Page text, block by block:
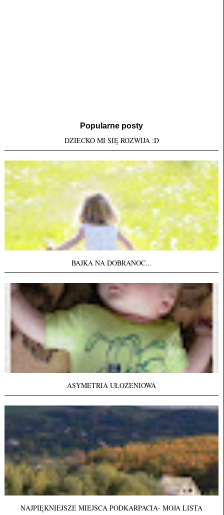
Popularne posty
DZIECKO MI SIĘ ROZWIJA :D
BAJKA NA DOBRANOC...
ASYMETRIA UŁOŻENIOWA
NAJPIĘKNIEJSZE MIEJSCA PODKARPACIA- MOJA LISTA